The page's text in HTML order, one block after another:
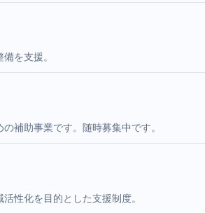
を支援。
補助事業です。随時募集中です。
性化を目的とした支援制度。